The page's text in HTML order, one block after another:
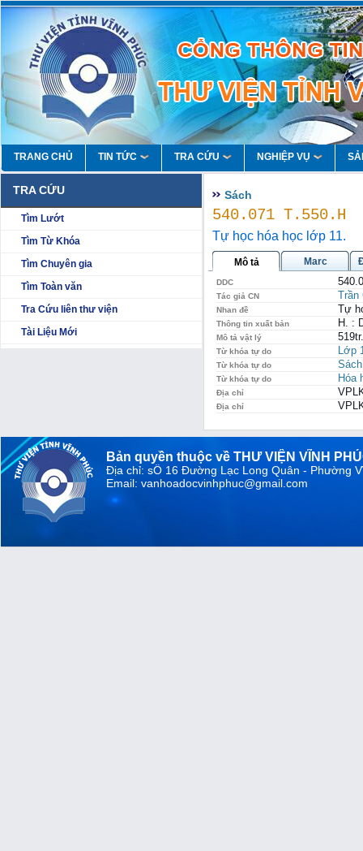
TRANG CHỦ TIN TỨC TRA CỨU NGHIỆP VỤ
TRA CỨU
Tìm Lướt
Tìm Từ Khóa
Tìm Chuyên gia
Tìm Toàn văn
Tra Cứu liên thư viện
Tài Liệu Mới
Sách
540.071 T.550.H
Tự học hóa học lớp 11.
Mô tả Marc
DDC
Tác giả CN Trần
Nhan đề Tự
Thông tin xuất bản H. :
Mô tả vật lý
Từ khóa tự do Lớp
Từ khóa tự do
Từ khóa tự do Hóa
Địa chỉ
Địa chỉ
Bản quyền thuộc về THƯ VIỆN VĨNH
Địa chỉ: sỐ 16 Đường Lạc Long Quân - Phường
Email: vanhoadocvinhphuc@gmail.com